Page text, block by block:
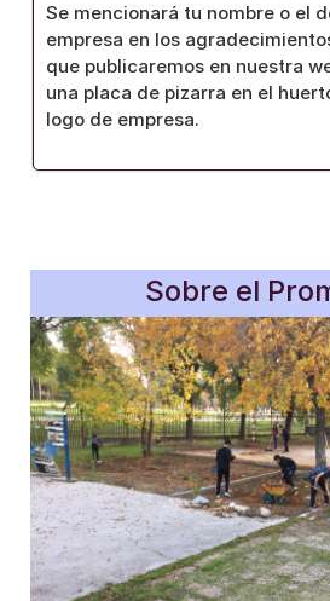
Se mencionará tu nombre o el
empresa en los
que publicaremos en nuestra
una placa de pizarra en el
logo de empresa.
Sobre el